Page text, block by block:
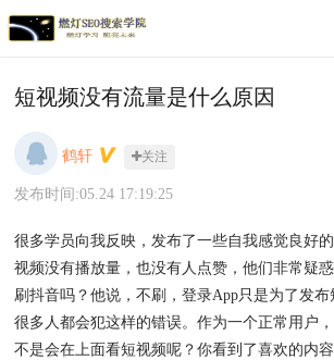
短视频没有流量是什么原因
鹤轩 关注
发布时间:05.24 17:19:25
很多学员向我反映，发布了一些自我感觉良好
视频没有播放量，也没有人点赞，他们非常疑
刷抖音吗？他说，不刷，登录App只是为了发布
很多人都会犯这样的错误。作为一个正常用户
不是会在上面看短视频呢？你看到了喜欢的内